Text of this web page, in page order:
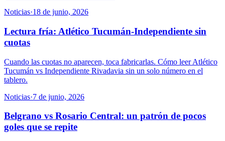
Noticias·18 de junio, 2026
Lectura fría: Atlético Tucumán-Independiente sin
cuotas
Cuando las cuotas no aparecen, toca fabricarlas. Cómo leer Atlético
Tucumán vs Independiente Rivadavia sin un solo número en el
tablero.
Noticias·7 de junio, 2026
Belgrano vs Rosario Central: un patrón de pocos
goles que se repite